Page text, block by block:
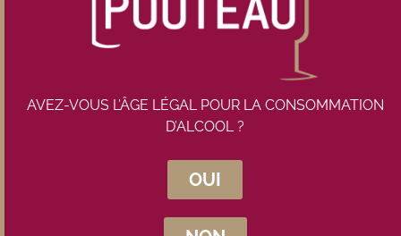
Inscrivez-vous à la newsletter
Maison Pouteau
AVEZ-VOUS L’ÂGE LÉGAL POUR LA CONSOMMATION
D’ALCOOL ?
OUI